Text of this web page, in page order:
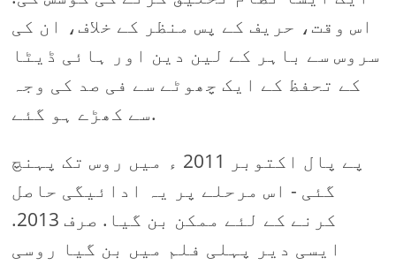
اس وقت، حریف کے پس منظر کے خلاف، ان کی
سروس سے باہر کے لین دین اور ہائی ڈیٹا
کے تحفظ کے ایک چھوٹے سے فی صد کی وجہ
سے کھڑے ہو گئے.
پے پال اکتوبر 2011 ء میں روس تک پہنچ
گئی - اس مرحلے پر یہ ادائیگی حاصل
کرنے کے لئے ممکن بن گیا. صرف 2013.
ایسی دیر پہلی فلم میں بن گیا روسی